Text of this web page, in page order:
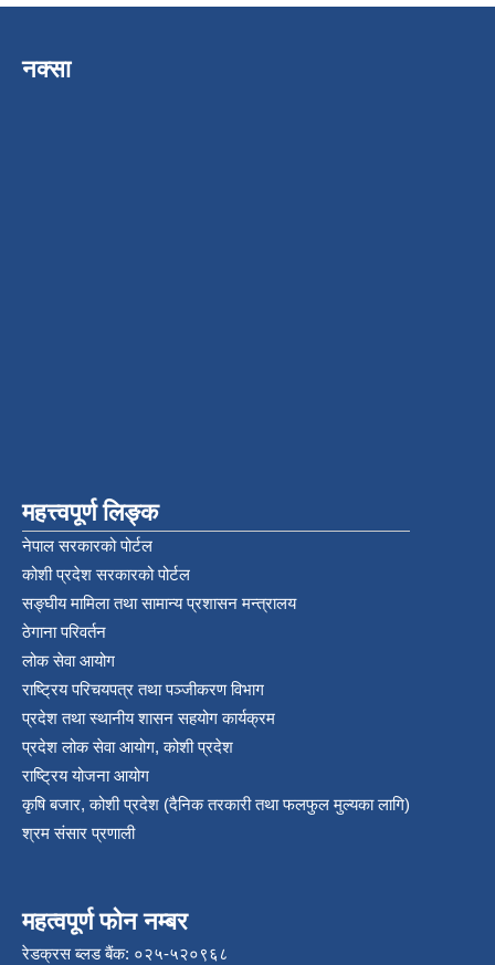
नक्सा
महत्त्वपूर्ण लिङ्क
नेपाल सरकारको पोर्टल
कोशी प्रदेश सरकारको पोर्टल
सङ्‍घीय मामिला तथा सामान्य प्रशासन मन्त्रालय
ठेगाना परिवर्तन
लोक सेवा आयोग
राष्ट्रिय परिचयपत्र तथा पञ्‍जीकरण विभाग
प्रदेश तथा स्थानीय शासन सहयोग कार्यक्रम
प्रदेश लोक सेवा आयोग, कोशी प्रदेश
राष्ट्रिय योजना आयोग
कृषि बजार, कोशी प्रदेश (दैनिक तरकारी तथा फलफुल मुल्यका लागि)
श्रम संसार प्रणाली
महत्वपूर्ण फोन नम्बर
रेडक्रस ब्लड बैंक: ०२५-५२०९६८